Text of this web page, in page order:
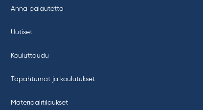
Anna palautetta
Uutiset
Kouluttaudu
Tapahtumat ja koulutukset
Materiaalitilaukset